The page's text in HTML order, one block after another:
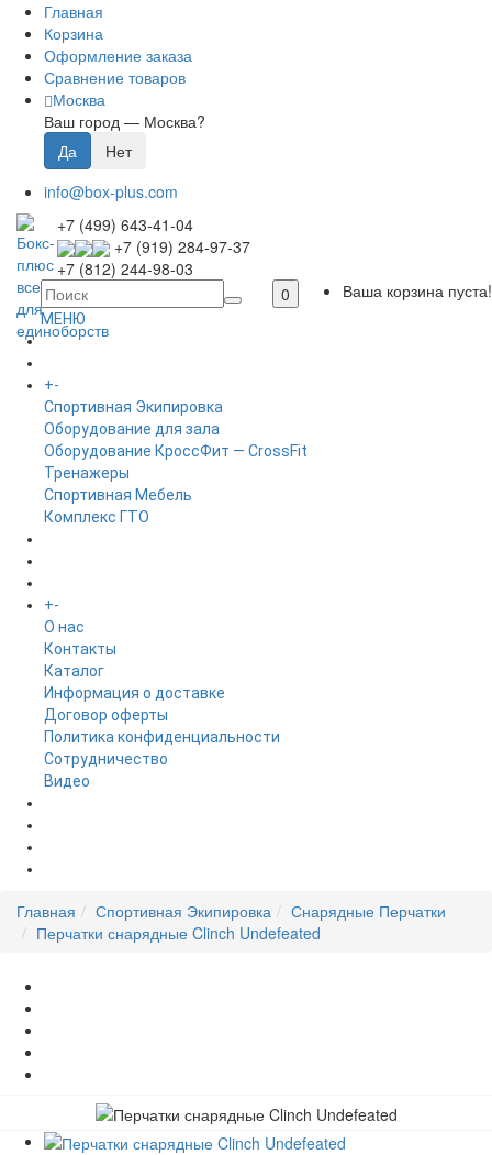
Главная
Корзина
Оформление заказа
Сравнение товаров
Москва
Ваш город — Москва?
info@box-plus.com
+7 (499) 643-41-04
+7 (919) 284-97-37
+7 (812) 244-98-03
0
Ваша корзина пуста!
МЕНЮ
ГЛАВНАЯ
+-
Спортивная Экипировка
Оборудование для зала
Оборудование КроссФит — CrossFit
Тренажеры
Спортивная Мебель
Комплекс ГТО
+-
O нас
Контакты
Каталог
Информация о доставке
Договор оферты
Политика конфиденциальности
Сотрудничество
Видео
Главная Спортивная Экипировка
Снарядные Перчатки
Перчатки снарядные Clinch Undefeated